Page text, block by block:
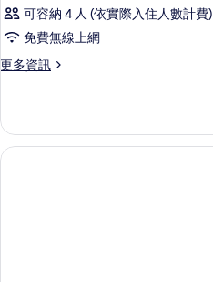
可容納 4 人 (依實際入住人數計費)
免費無線上網
更多資訊
更
的
詳
情